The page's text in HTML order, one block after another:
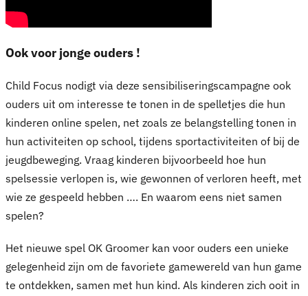
Ook voor jonge ouders !
Child Focus nodigt via deze sensibiliseringscampagne ook
ouders uit om interesse te tonen in de spelletjes die hun
kinderen online spelen, net zoals ze belangstelling tonen in
hun activiteiten op school, tijdens sportactiviteiten of bij de
jeugdbeweging. Vraag kinderen bijvoorbeeld hoe hun
spelsessie verlopen is, wie gewonnen of verloren heeft, met
wie ze gespeeld hebben …. En waarom eens niet samen
spelen?
Het nieuwe spel OK Groomer kan voor ouders een unieke
gelegenheid zijn om de favoriete gamewereld van hun game
te ontdekken, samen met hun kind. Als kinderen zich ooit in